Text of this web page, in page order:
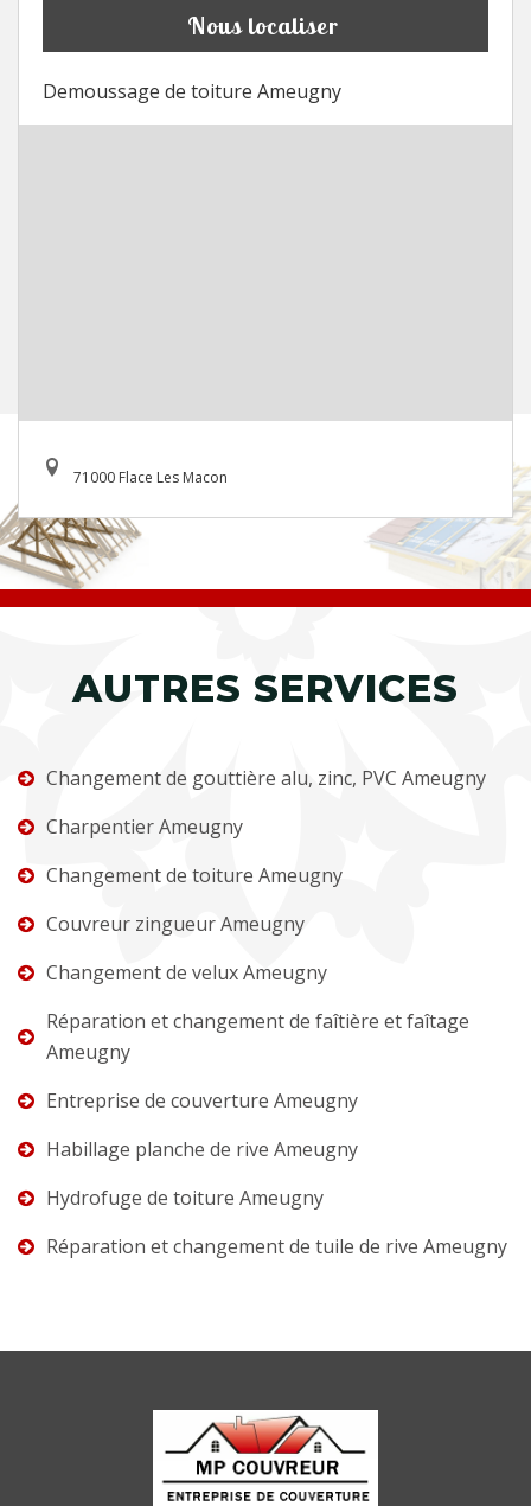
Nous localiser
Demoussage de toiture Ameugny
71000 Flace Les Macon
AUTRES SERVICES
Changement de gouttière alu, zinc, PVC Ameugny
Charpentier Ameugny
Changement de toiture Ameugny
Couvreur zingueur Ameugny
Changement de velux Ameugny
Réparation et changement de faîtière et faîtage
Ameugny
Entreprise de couverture Ameugny
Habillage planche de rive Ameugny
Hydrofuge de toiture Ameugny
Réparation et changement de tuile de rive Ameugny